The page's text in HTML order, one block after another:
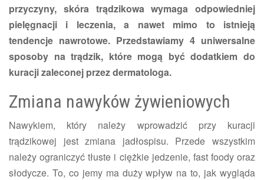
przyczyny, skóra trądzikowa wymaga odpowiedniej
pielęgnacji i leczenia, a nawet mimo to istnieją
tendencje nawrotowe. Przedstawiamy 4 uniwersalne
sposoby na trądzik, które mogą być dodatkiem do
kuracji zaleconej przez dermatologa.
Zmiana nawyków żywieniowych
Nawykiem, który należy wprowadzić przy kuracji
trądzikowej jest zmiana jadłospisu. Przede wszystkim
należy ograniczyć tłuste i ciężkie jedzenie, fast foody oraz
słodycze. To, co jemy ma duży wpływ na to, jak wygląda